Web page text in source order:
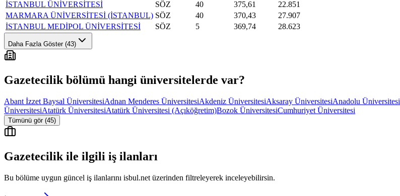
İSTANBUL ÜNİVERSİTESİ
SÖZ 40 375,61
22.851
MARMARA ÜNİVERSİTESİ (İSTANBUL) SÖZ 40 370,43
27.907
İSTANBUL MEDİPOL ÜNİVERSİTESİ
SÖZ 5 369,74 28.623
Daha Fazla Göster (43)
Gazetecilik bölümü hangi üniversitelerde var?
Abant İzzet Baysal ÜniversitesiAdnan Menderes ÜniversitesiAkdeniz ÜniversitesiAksaray ÜniversitesiAnadolu Üniversitesi
ÜniversitesiAtatürk ÜniversitesiAtatürk Üniversitesi (Açıköğretim)Bozok ÜniversitesiCumhuriyet Üniversitesi
Tümünü gör (45)
Gazetecilik ile ilgili iş ilanları
Bu bölüme uygun güncel iş ilanlarını isbul.net üzerinden filtreleyerek inceleyebilirsin.